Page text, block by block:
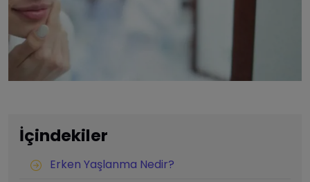
İçindekiler
Erken Yaşlanma Nedir?